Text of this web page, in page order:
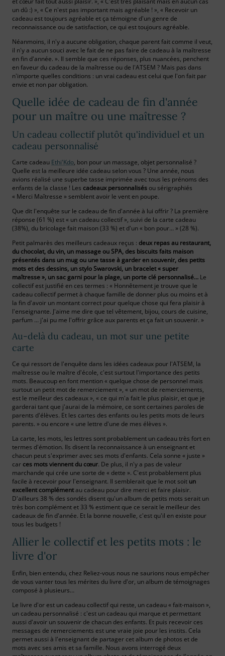
un dû :) », « Ce n'est pas important mais agréable ! », « Recevoir un
cadeau est toujours agréable et ça témoigne d'un genre de
reconnaissance ou de satisfaction, ce qui est toujours agréable.
Néanmoins, il n'y a aucune obligation, chaque parent fait comme il veut,
il n'y a aucun souci avec le fait de ne pas faire de cadeau à la maîtresse
en fin d'année. ». Il semble que ces réponses, plus nuancées, penchent
en faveur du cadeau de la maîtresse ou de l'ATSEM ? Mais pas dans
n'importe quelles conditions : un vrai cadeau est celui que l'on fait par
envie et non par obligation.
Quelle idée de cadeau de fin d'année
pour un maître ou une maîtresse ?
Un cadeau collectif plutôt qu'individuel et un
cadeau personnalisé
Carte cadeau Ethi'Kdo, bon pour un massage, objet personnalisé ?
Quelle est la meilleure idée cadeau selon vous ? Une année, nous
avions réalisé une superbe tasse imprimée avec tous les prénoms des
enfants de la classe ! Les cadeaux personnalisés ou sérigraphiés
« Merci Maîtresse » semblent avoir le vent en poupe.
Que dit l'enquête sur le cadeau de fin d'année à lui offrir ? La première
réponse (61 %) est « un cadeau collectif », suivi de la carte cadeau
(38%), du bricolage fait maison (33 %) et d'un « bon pour… » (28 %).
Petit palmarès des meilleurs cadeaux reçus : deux repas au restaurant,
du chocolat, du vin, un massage ou SPA, des biscuits faits maison
présentés dans un mug ou une tasse à garder en souvenir, des petits
mots et des dessins, un stylo Swarovski, un bracelet « super
maîtresse », un sac garni pour la plage, un porte clé personnalisé… Le
collectif est justifié en ces termes : « Honnêtement je trouve que le
cadeau collectif permet à chaque famille de donner plus ou moins et à
la fin d'avoir un montant correct pour quelque chose qui fera plaisir à
l'enseignante. J'aime me dire que tel vêtement, bijou, cours de cuisine,
parfum … j'ai pu me l'offrir grâce aux parents et ça fait un souvenir. »
Au-delà du cadeau, un mot sur une petite
carte
Ce qui ressort de l'enquête dans les idées cadeaux pour l'ATSEM, la
maîtresse ou le maître d'école, c'est surtout l'importance des petits
mots. Beaucoup en font mention « quelque chose de personnel mais
surtout un petit mot de remerciement », « un mot de remerciements,
est le meilleur des cadeaux », « ce qui m'a fait le plus plaisir, et que je
garderai tant que j'aurai de la mémoire, ce sont certaines paroles de
parents d'élèves. Et les cartes des enfants ou les petits mots de leurs
parents. » ou encore « une lettre d'une de mes élèves ».
La carte, les mots, les lettres sont probablement un cadeau très fort en
termes d'émotion. Ils disent la reconnaissance à un enseignant et
chacun peut s'exprimer avec ses mots d'enfants. Cela sonne « juste »
car ces mots viennent du cœur. De plus, il n'y a pas de valeur
marchande qui crée une sorte de « dette ». C'est probablement plus
facile à recevoir pour l'enseignant. Il semblerait que le mot soit un
excellent complémentau cadeau pour dire merci et faire plaisir.
D'ailleurs 38 % des sondés disent qu'un album de petits mots serait un
très bon complément et 33 % estiment que ce serait le meilleur des
cadeaux de fin d'année. Et la bonne nouvelle, c'est qu'il en existe pour
tous les budgets !
Allier le collectif et les petits mots : le
livre d'or
Enfin, bien entendu, chez Reliez-vous nous ne saurions nous empêcher
de vous vanter tous les mérites du livre d'or, un album de témoignages
composé à plusieurs…
Le livre d'or est un cadeau collectif qui reste, un cadeau « fait-maison »,
un cadeau personnalisé : c'est un cadeau qui marque et permettant
aussi d'avoir un souvenir de chacun des enfants. Et puis recevoir ces
messages de remerciements est une vraie joie pour les instits. Cela
permet aussi à l'enseignant de partager cet album de photos et de
mots avec ses amis et sa famille. Nous avons interrogé deux